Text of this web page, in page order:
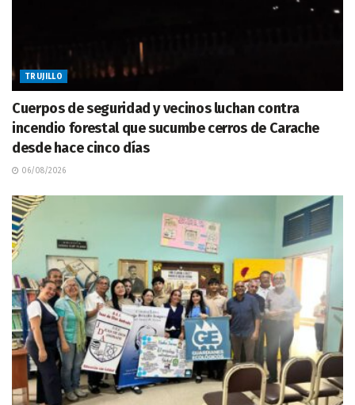
TRUJILLO
Cuerpos de seguridad y vecinos luchan contra
incendio forestal que sucumbe cerros de Carache
desde hace cinco días
06/08/2026